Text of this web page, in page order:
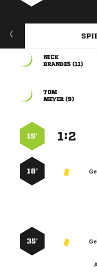

 

 
:
15’
18’
35’